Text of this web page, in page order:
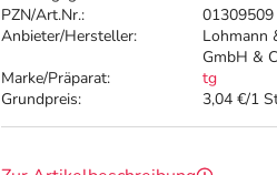
PZN/Art.Nr.:
01309509
Anbieter/Hersteller:
Lohmann
GmbH &
Marke/Präparat:
tg
Grundpreis:
3,04 €/1